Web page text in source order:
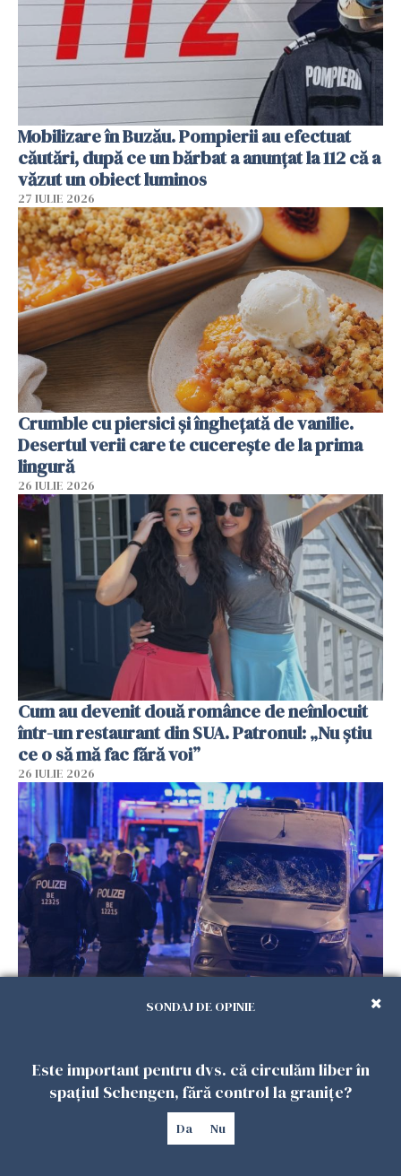
Mobilizare în Buzău. Pompierii au efectuat
căutări, după ce un bărbat a anunțat la 112 că a
văzut un obiect luminos
27 IULIE 2026
Crumble cu piersici și înghețată de vanilie.
Desertul verii care te cucerește de la prima
lingură
26 IULIE 2026
Cum au devenit două românce de neînlocuit
într-un restaurant din SUA. Patronul: „Nu știu
ce o să mă fac fără voi”
26 IULIE 2026
Teroare la Berlin, în timpul Gay Pride: o dubiță
SONDAJ DE OPINIE
Este important pentru dvs. că circulăm liber în
spațiul Schengen, fără control la granițe?
Da Nu